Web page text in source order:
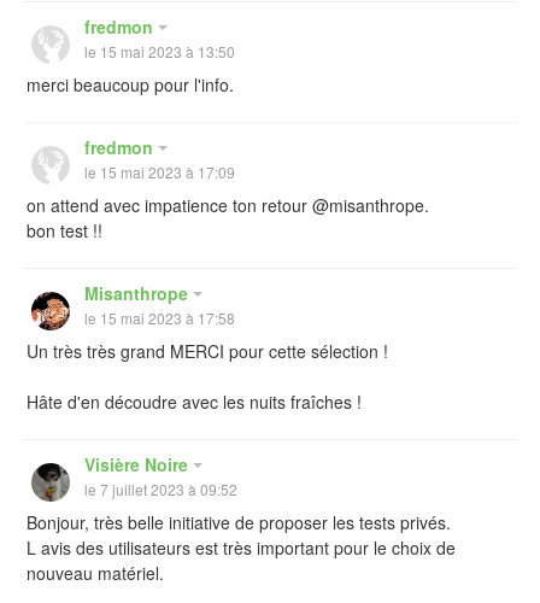
fredmon
le 15 mai 2023 à 13:50
merci beaucoup pour l'info.
fredmon
le 15 mai 2023 à 17:09
on attend avec impatience ton retour @misanthrope.
bon test !!
Misanthrope
le 15 mai 2023 à 17:58
Un très très grand MERCI pour cette sélection !
Hâte d'en découdre avec les nuits fraîches !
Visière Noire
le 7 juillet 2023 à 09:52
Bonjour, très belle initiative de proposer les tests privés.
L avis des utilisateurs est très important pour le choix de
nouveau matériel.